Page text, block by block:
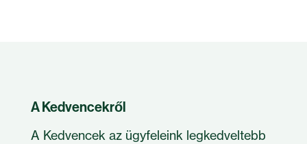
A Kedvencekről
A Kedvencek az ügyfeleink legkedveltebb